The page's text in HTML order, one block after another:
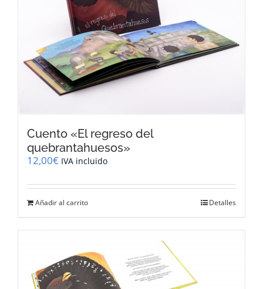
Cuento «El regreso del
quebrantahuesos»
12,00€ IVA incluido
Añadir al carrito Detalles